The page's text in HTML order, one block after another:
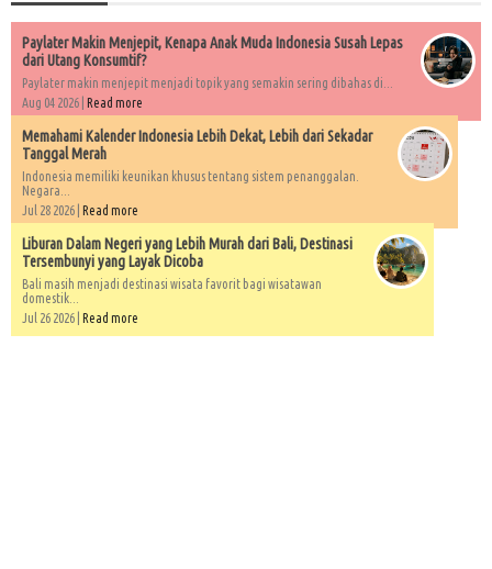
Paylater Makin Menjepit, Kenapa Anak Muda Indonesia Susah Lepas
dari Utang Konsumtif?
Paylater makin menjepit menjadi topik yang semakin sering dibahas di...
Aug 04 2026 | Read more
Memahami Kalender Indonesia Lebih Dekat, Lebih dari Sekadar
Tanggal Merah
Indonesia memiliki keunikan khusus tentang sistem penanggalan.
Negara...
Jul 28 2026 | Read more
Liburan Dalam Negeri yang Lebih Murah dari Bali, Destinasi
Tersembunyi yang Layak Dicoba
Bali masih menjadi destinasi wisata favorit bagi wisatawan
domestik...
Jul 26 2026 | Read more